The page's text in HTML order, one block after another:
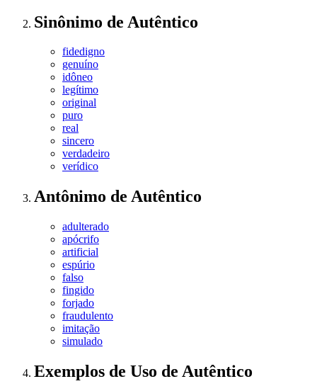
Sinônimo de Autêntico
fidedigno
genuíno
idôneo
legítimo
original
puro
real
sincero
verdadeiro
verídico
Antônimo de Autêntico
adulterado
apócrifo
artificial
espúrio
falso
fingido
forjado
fraudulento
imitação
simulado
Exemplos de Uso de Autêntico